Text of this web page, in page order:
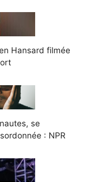
Hansard filmée
se
: NPR